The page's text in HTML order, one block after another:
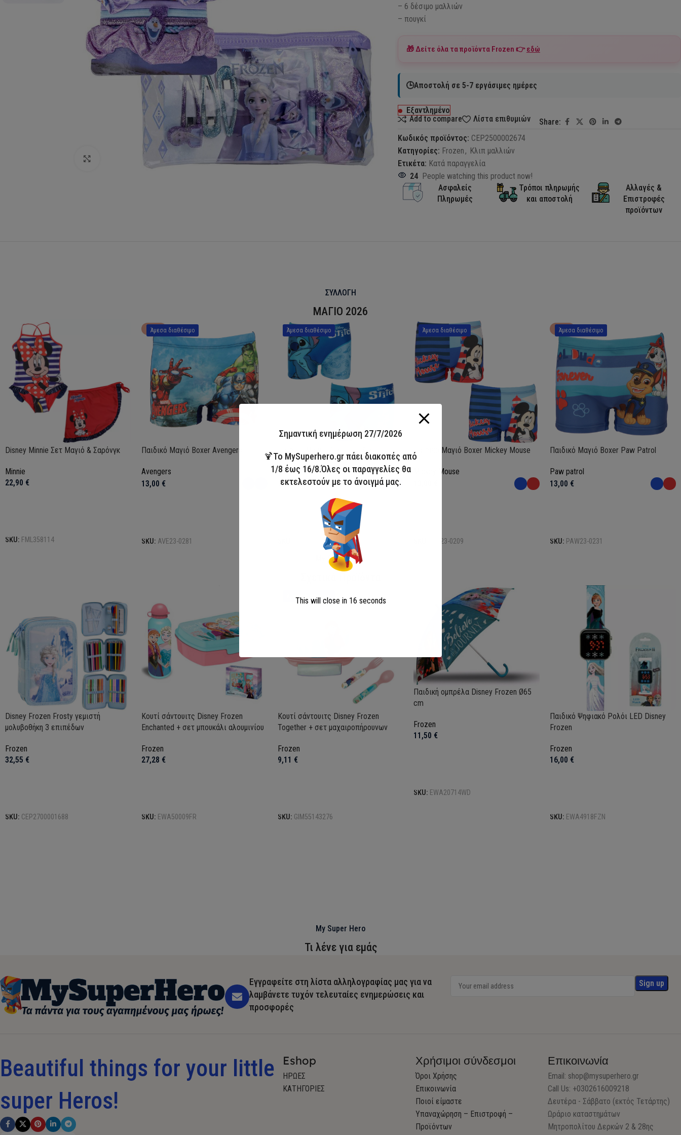
– 6 δέσιμο μαλλιών
– πουγκί
🎁 Δείτε όλα τα προϊόντα Frozen 👉εδώ
🕒Αποστολή σε 5-7 εργάσιμες ημέρες
Εξαντλημένο
Add to compare
Λίστα επιθυμιών
Share:
Κωδικός προϊόντος: CEP2500002674
Κατηγορίες: Frozen , Κλιπ μαλλιών
Ετικέτα: Κατά παραγγελία
24 People watching this product now!
Ασφαλείς
Πληρωμές
Τρόποι πληρωμής
και αποστολή
Αλλαγές &
Επιστροφές
προϊόντων
ΣΥΛΛΟΓΗ
ΜΑΓΙΟ 2026
Disney Minnie Σετ Μαγιό & Σαρόνγκ
Minnie
22,90 €
SKU: FML358114
Άμεσα διαθέσιμο
HOT
Παιδικό Μαγιό Boxer Avengers
Avengers
13,00 €
SKU: AVE23-0281
Άμεσα διαθέσιμο
Παιδικό Μαγιό Boxer Lilo & Stitch
Lilo and Stitch
13,00€
LIL36-0370
Άμεσα διαθέσιμο
Παιδικό Μαγιό Boxer Mickey Mouse
Mickey Mouse
MIC23-0209
Άμεσα διαθέσιμο
HOT
Παιδικό Μαγιό Boxer Paw Patrol
Paw patrol
13,00 €
SKU: PAW23-0231
My Super Hero
Disney Frozen Frosty γεμιστή
μολυβοθήκη 3 επιπέδων
Frozen
32,55 €
SKU: CEP2700001688
Κουτί σάντουιτς Disney Frozen
Enchanted + σετ μπουκάλι αλουμινίου
Frozen
27,28 €
SKU: EWA50009FR
Άμεσα διαθέσιμο
Κουτί σάντουιτς Disney Frozen
Together + σετ μαχαιροπήρουνων
Frozen
9,11 €
SKU: GIM55143276
Παιδική ομπρέλα Disney Frozen Ø65
cm
Frozen
11,50 €
SKU: EWA20714WD
Παιδικό Ψηφιακό Ρολόι LED Disney
Frozen
Frozen
16,00 €
SKU: EWA4918FZN
My Super Hero
Τι λένε για εμάς
Εγγραφείτε στη λίστα αλληλογραφίας μας για να
λαμβάνετε τυχόν τελευταίες ενημερώσεις και
προσφορές
Beautiful things for your little
super Heros!
Eshop
ΗΡΩΕΣ
ΚΑΤΗΓΟΡΙΕΣ
Χρήσιμοι σύνδεσμοι
Όροι Χρήσης
Επικοινωνία
Ποιοί είμαστε
Υπαναχώρηση – Επιστροφή –
Προϊόντων
Επικοινωνία
Email: shop@mysuperhero.gr
Call Us: +0302616009218
Δευτέρα - Σάββατο (εκτός Τετάρτης)
Ωράριο καταστημάτων
Μητροπολίτου Δερκών 2 & 28ης
Σημαντική ενημέρωση 27/7/2026
🍹Το MySuperhero.gr πάει διακοπές από
1/8 έως 16/8.Όλες οι παραγγελίες θα
εκτελεστούν με το άνοιγμά μας.
This will close in 15 seconds